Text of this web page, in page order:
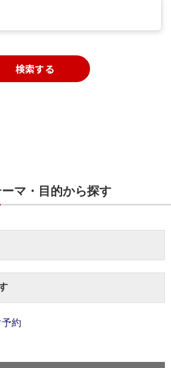
検索する
マ・目的から探す
約